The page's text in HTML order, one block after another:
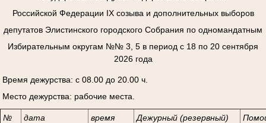
Российской Федерации IХ созыва и дополнительных выборов
депутатов Элистинского городского Собрания по одномандатным
Избирательным округам №№ 3, 5 в период с 18 по 20 сентября
2026 года
Время дежурства: с 08.00 до 20.00 ч.
Место дежурства: рабочие места.
№
дата
время
Дежурный (резервный)